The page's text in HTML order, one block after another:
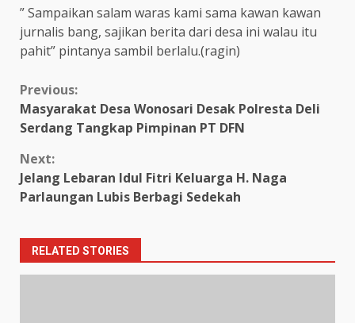
” Sampaikan salam waras kami sama kawan kawan
jurnalis bang, sajikan berita dari desa ini walau itu
pahit” pintanya sambil berlalu.(ragin)
Continue
Reading
Previous:
Masyarakat Desa Wonosari Desak Polresta Deli
Serdang Tangkap Pimpinan PT DFN
Next:
Jelang Lebaran Idul Fitri Keluarga H. Naga
Parlaungan Lubis Berbagi Sedekah
RELATED STORIES